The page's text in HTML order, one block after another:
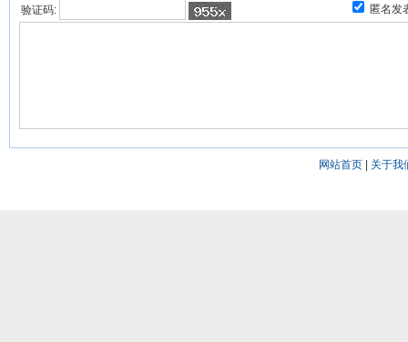
验证码:
匿名发
网站首页| 关于我